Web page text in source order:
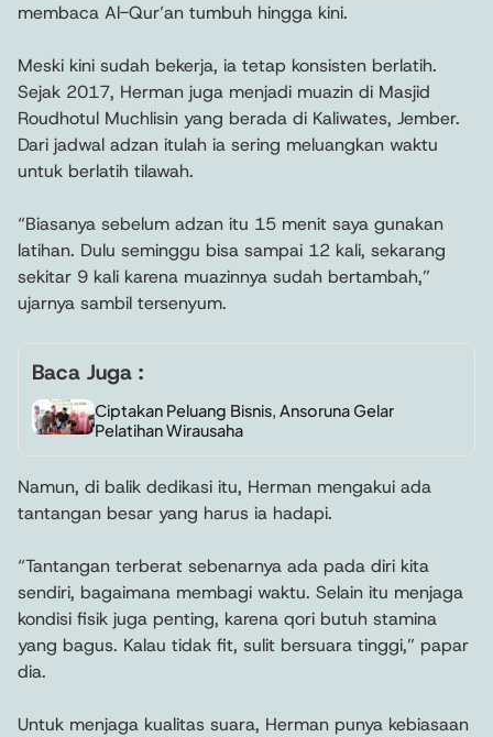
membaca Al-Qur’an tumbuh hingga kini.
Meski kini sudah bekerja, ia tetap konsisten berlatih.
Sejak 2017, Herman juga menjadi muazin di Masjid
Roudhotul Muchlisin yang berada di Kaliwates, Jember.
Dari jadwal adzan itulah ia sering meluangkan waktu
untuk berlatih tilawah.
“Biasanya sebelum adzan itu 15 menit saya gunakan
latihan. Dulu seminggu bisa sampai 12 kali, sekarang
sekitar 9 kali karena muazinnya sudah bertambah,”
ujarnya sambil tersenyum.
Baca Juga :
Ciptakan Peluang Bisnis, Ansoruna Gelar
Pelatihan Wirausaha
Namun, di balik dedikasi itu, Herman mengakui ada
tantangan besar yang harus ia hadapi.
“Tantangan terberat sebenarnya ada pada diri kita
sendiri, bagaimana membagi waktu. Selain itu menjaga
kondisi fisik juga penting, karena qori butuh stamina
yang bagus. Kalau tidak fit, sulit bersuara tinggi,” papar
dia.
Untuk menjaga kualitas suara, Herman punya kebiasaan